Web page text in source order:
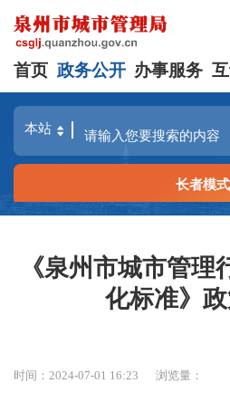
首页 政务公开 办事服务
长者模式
《泉州市城市管理
化标准》
时间：2024-07-01 16:23 浏览量：